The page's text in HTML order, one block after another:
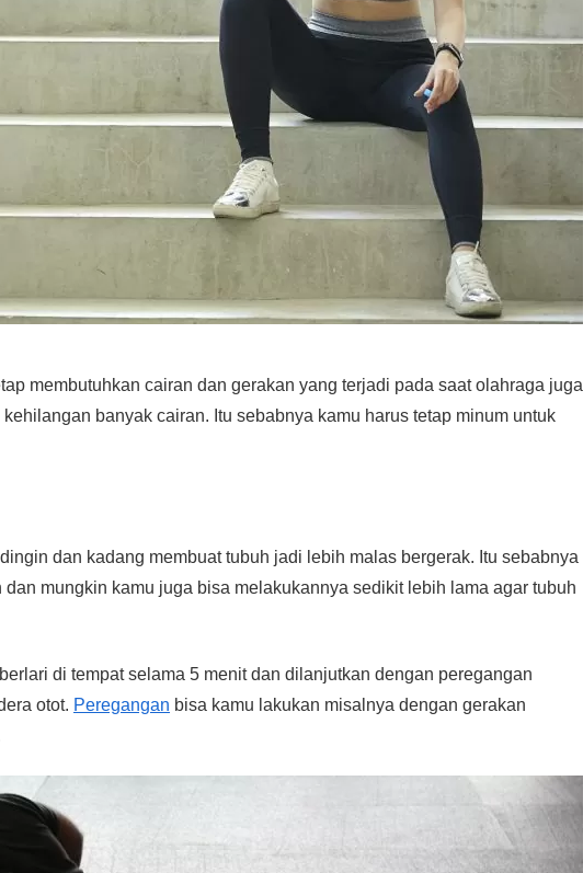
membutuhkan cairan dan gerakan yang terjadi pada saat olahraga juga
banyak cairan. Itu sebabnya kamu harus tetap minum untuk
dan kadang membuat tubuh jadi lebih malas bergerak. Itu sebabnya
mungkin kamu juga bisa melakukannya sedikit lebih lama agar tubuh
di tempat selama 5 menit dan dilanjutkan dengan peregangan
otot. Peregangan bisa kamu lakukan misalnya dengan gerakan